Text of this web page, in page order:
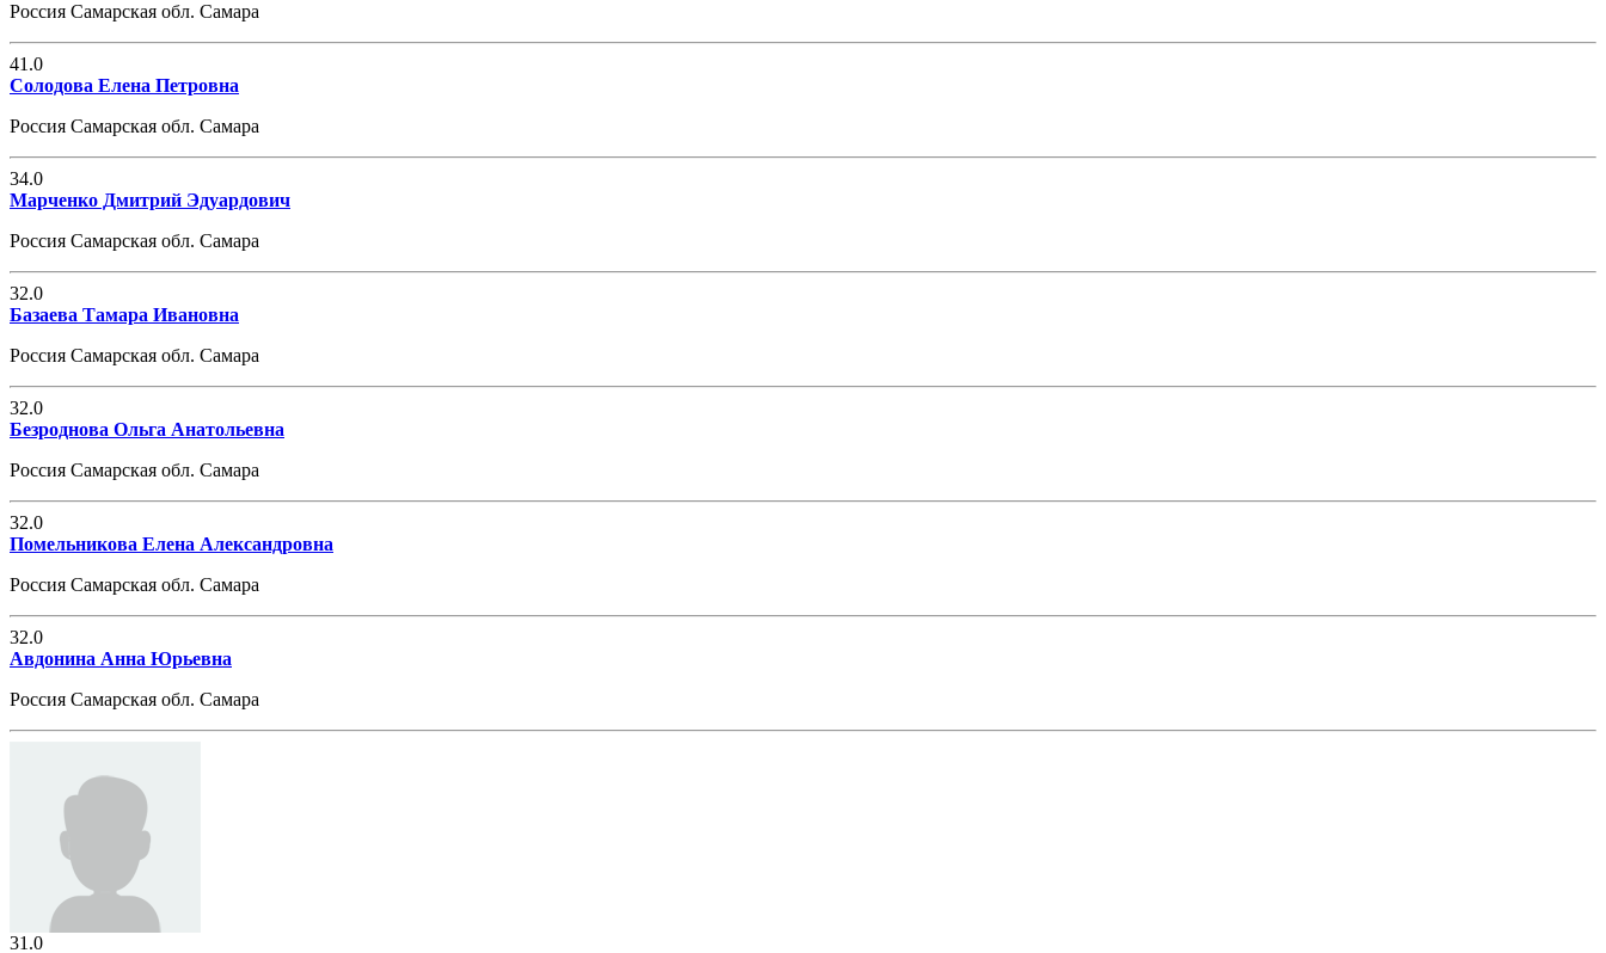
Россия Самарская обл. Самара
41.0
Солодова Елена Петровна
Россия Самарская обл. Самара
34.0
Марченко Дмитрий Эдуардович
Россия Самарская обл. Самара
32.0
Базаева Тамара Ивановна
Россия Самарская обл. Самара
32.0
Безроднова Ольга Анатольевна
Россия Самарская обл. Самара
32.0
Помельникова Елена Александровна
Россия Самарская обл. Самара
32.0
Авдонина Анна Юрьевна
Россия Самарская обл. Самара
31.0